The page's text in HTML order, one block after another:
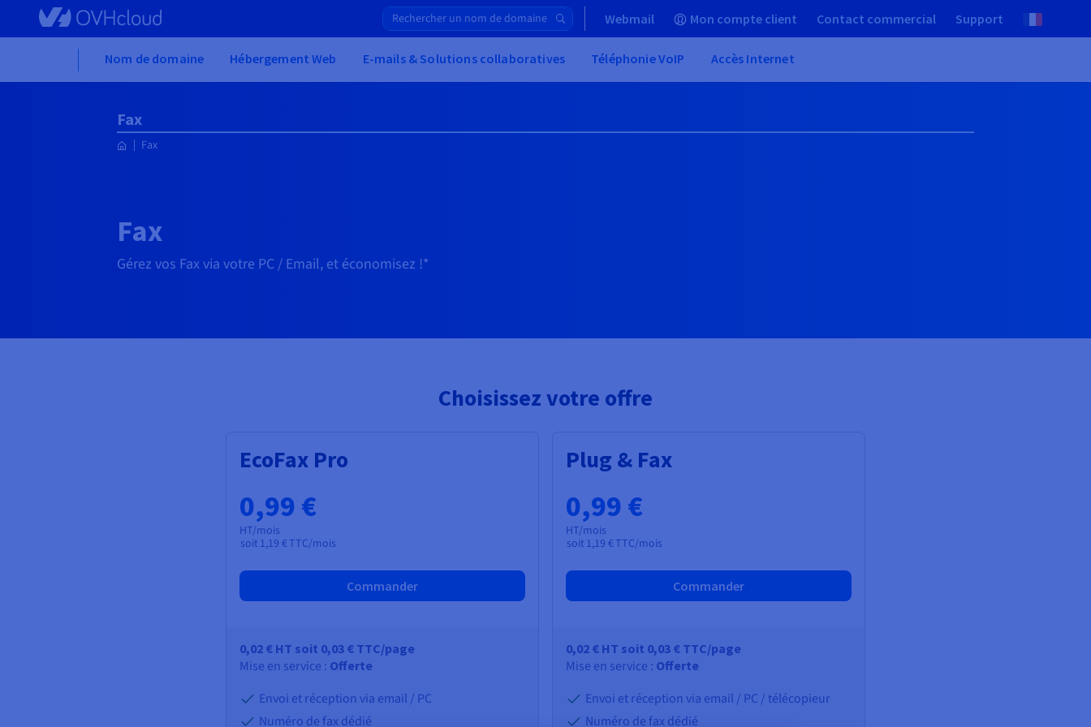
Skip to main content
Webmail Mon compte client Contact commercial Support
Nom de domaine Hébergement Web E-mails & Solutions collaboratives Téléphonie VoIP Accès Internet
Fax
Fax
Fax
Gérez vos Fax via votre PC / Email, et économisez !*
Choisissez votre offre
EcoFax Pro
0,99 €
HT/mois
soit 1,19 €TTC/mois
Commander
0,02 € HT soit 0,03 € TTC/page
Mise en service : Offerte
Envoi et réception via email / PC
Numéro de fax dédié
Plug & Fax
0,99 €
HT/mois
soit 1,19 €TTC/mois
Commander
0,02 € HT soit 0,03 € TTC/page
Mise en service : Offerte
Envoi et réception via email / PC / télécopieur
Numéro de fax dédié